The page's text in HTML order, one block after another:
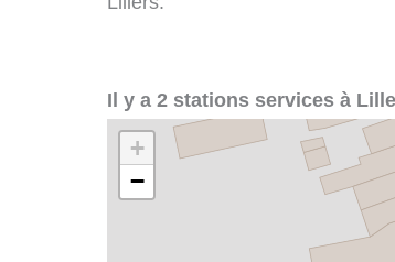
Il y a 2 stations services à
+
−